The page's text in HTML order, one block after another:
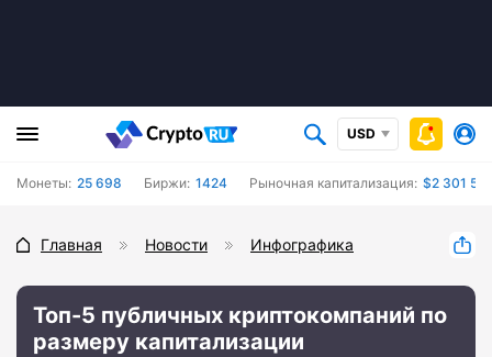
USD
Монеты: 25 698 Биржи: 1424 Рыночная капитализация: $2 301
Главная Новости Инфографика
Топ-5 публичных криптокомпаний по
размеру капитализации